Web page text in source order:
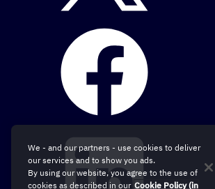
We - and our partners - use cookies to deliver
our services and to show you ads.
By using our website, you agree to the use of
cookies as described in our Cookie Policy (in